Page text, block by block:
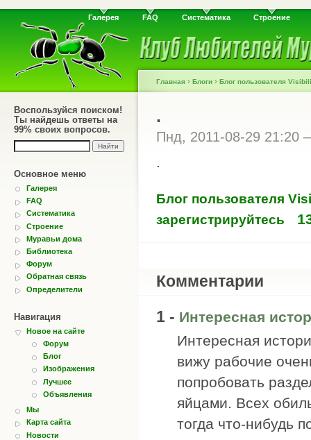
Галерея FAQ Систематика Строение
Воспользуйся поиском!
Ты найдешь ответы на
99% своих вопросов.
Основное меню
Галерея
FAQ
Систематика
Строение
Муравьи дома
Библиотека
Форум
Обратная связь
Определители
Навигация
Новое на сайте
Форум
Блог
Изображения
Лучшее
Объявления
Мы
Карта сайта
Новости
Главная › Блоги › Блог пользователя
.
Пнд, 2011-08-29
.
Блог пользователя
зарегистрируйтесь
Комментарии
1 - Интересная
Интересная
вижу рабочие
попробовать
яйцами. Всех
тогда что-нибудь